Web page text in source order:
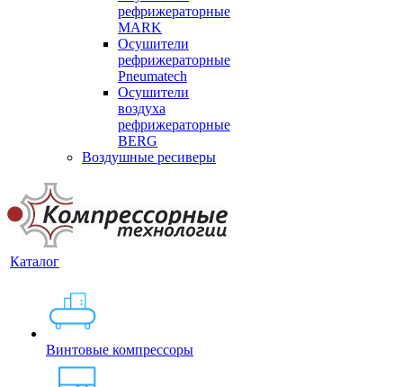
рефрижераторные
MARK
Осушители
рефрижераторные
Pneumatech
Осушители
воздуха
рефрижераторные
BERG
Воздушные ресиверы
Каталог
Винтовые компрессоры